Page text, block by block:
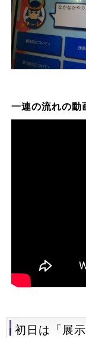
一連の流れの動
初日は「展